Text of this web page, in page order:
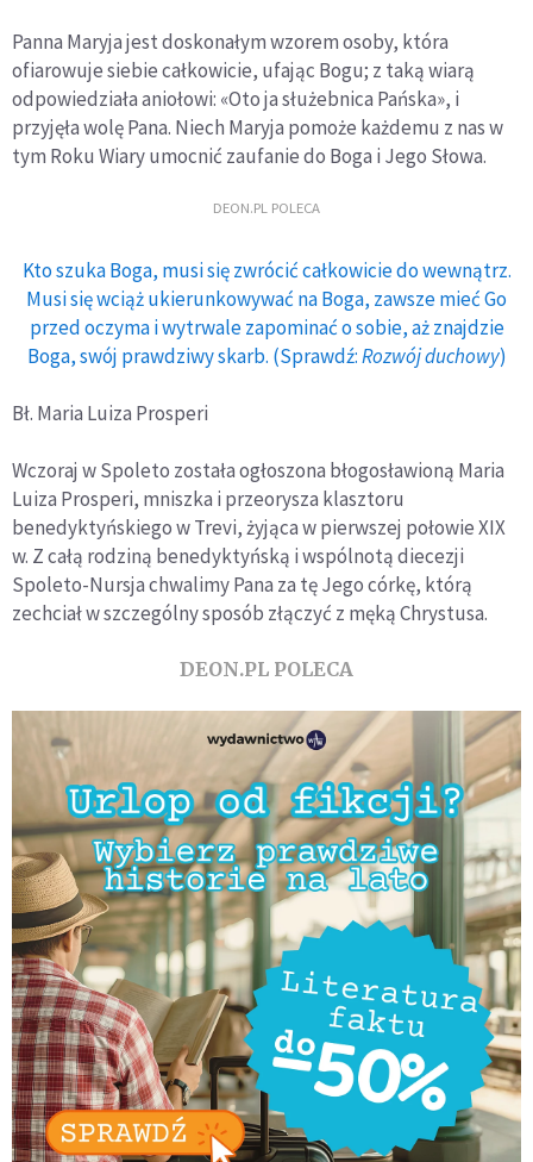
Panna Maryja jest doskonałym wzorem osoby, która
ofiarowuje siebie całkowicie, ufając Bogu; z taką wiarą
odpowiedziała aniołowi: «Oto ja służebnica Pańska», i
przyjęła wolę Pana. Niech Maryja pomoże każdemu z nas w
tym Roku Wiary umocnić zaufanie do Boga i Jego Słowa.
DEON.PL POLECA
Kto szuka Boga, musi się zwrócić całkowicie do wewnątrz.
Musi się wciąż ukierunkowywać na Boga, zawsze mieć Go
przed oczyma i wytrwale zapominać o sobie, aż znajdzie
Boga, swój prawdziwy skarb. (Sprawdź:Rozwój duchowy)
Bł. Maria Luiza Prosperi
Wczoraj w Spoleto została ogłoszona błogosławioną Maria
Luiza Prosperi, mniszka i przeorysza klasztoru
benedyktyńskiego w Trevi, żyjąca w pierwszej połowie XIX
w. Z całą rodziną benedyktyńską i wspólnotą diecezji
Spoleto-Nursja chwalimy Pana za tę Jego córkę, którą
zechciał w szczególny sposób złączyć z męką Chrystusa.
DEON.PL POLECA